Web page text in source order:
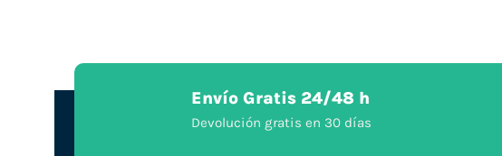
Envío Gratis 24/48 h
Devolución gratis en 30 días